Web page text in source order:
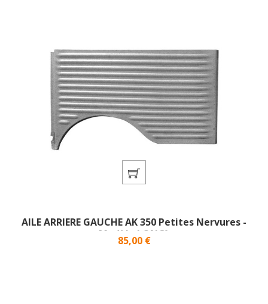
AILE ARRIERE GAUCHE AK 350 Petites Nervures -
Modèle LONG}
Prix
85,00 €